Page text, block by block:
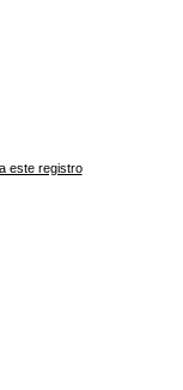
este registro